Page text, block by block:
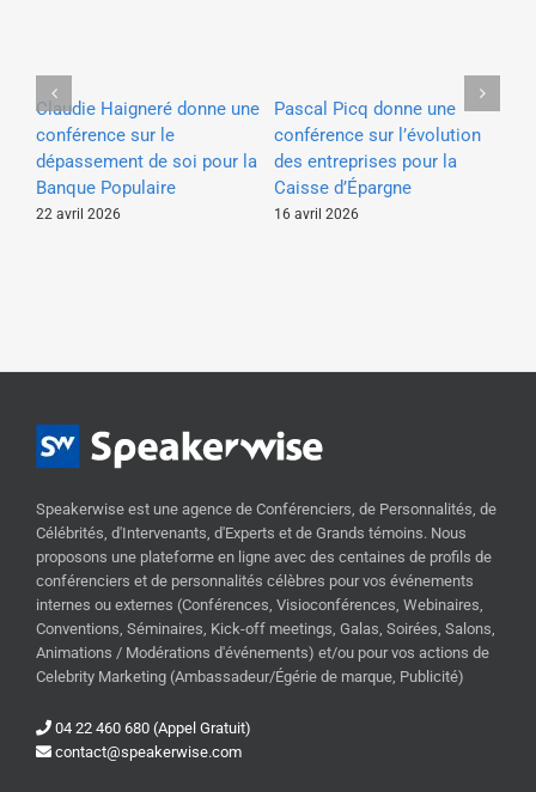
Claudie Haigneré donne une
conférence sur le
dépassement de soi pour la
Banque Populaire
22 avril 2026
Pascal Picq donne une
conférence sur l’évolution
des entreprises pour la
Caisse d’Épargne
16 avril 2026
Speakerwise est une agence de Conférenciers, de Personnalités, de
Célébrités, d'Intervenants, d'Experts et de Grands témoins. Nous
proposons une plateforme en ligne avec des centaines de profils de
conférenciers et de personnalités célèbres pour vos événements
internes ou externes (Conférences, Visioconférences, Webinaires,
Conventions, Séminaires, Kick-off meetings, Galas, Soirées, Salons,
Animations / Modérations d'événements) et/ou pour vos actions de
Celebrity Marketing (Ambassadeur/Égérie de marque, Publicité)
04 22 460 680 (Appel Gratuit)
contact@speakerwise.com